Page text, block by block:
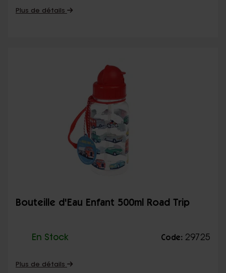
Plus de détails
Bouteille d'Eau Enfant 500ml Road Trip
En Stock Code: 29725
Plus de détails